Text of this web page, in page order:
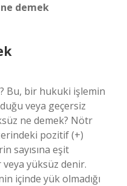
demek
Bu, bir hukuki işlemin
veya geçersiz
ne demek? Nötr
pozitif (+)
sayısına eşit
yüksüz denir.
içinde yük olmadığı